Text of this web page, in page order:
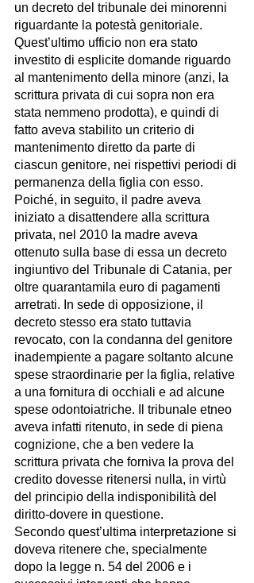
un decreto del tribunale dei minorenni
riguardante la potestà genitoriale.
Quest’ultimo ufficio non era stato
investito di esplicite domande riguardo
al mantenimento della minore (anzi, la
scrittura privata di cui sopra non era
stata nemmeno prodotta), e quindi di
fatto aveva stabilito un criterio di
mantenimento diretto da parte di
ciascun genitore, nei rispettivi periodi di
permanenza della figlia con esso.
Poiché, in seguito, il padre aveva
iniziato a disattendere alla scrittura
privata, nel 2010 la madre aveva
ottenuto sulla base di essa un decreto
ingiuntivo del Tribunale di Catania, per
oltre quarantamila euro di pagamenti
arretrati. In sede di opposizione, il
decreto stesso era stato tuttavia
revocato, con la condanna del genitore
inadempiente a pagare soltanto alcune
spese straordinarie per la figlia, relative
a una fornitura di occhiali e ad alcune
spese odontoiatriche. Il tribunale etneo
aveva infatti ritenuto, in sede di piena
cognizione, che a ben vedere la
scrittura privata che forniva la prova del
credito dovesse ritenersi nulla, in virtù
del principio della indisponibilità del
diritto-dovere in questione.
Secondo quest’ultima interpretazione si
doveva ritenere che, specialmente
dopo la legge n. 54 del 2006 e i